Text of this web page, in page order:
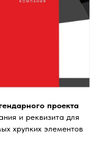
проекта
и реквизита для
хрупких элементов